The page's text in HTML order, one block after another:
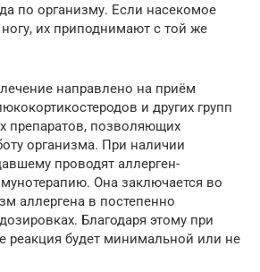
по организму. Если насекомое
их приподнимают с той же
направлено на приём
и других групп
препаратов, позволяющих
организма. При наличии
проводят аллерген-
Она заключается во
аллергена в постепенно
Благодаря этому при
реакция будет минимальной или не